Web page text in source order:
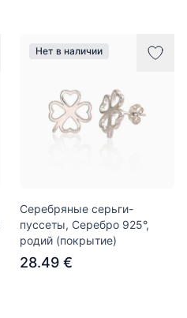
Нет в наличии
Серебряные серьги-
пуссеты, Серебро 925°,
родий (покрытие)
28.49 €